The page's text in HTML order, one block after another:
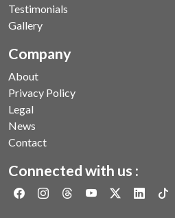
Testimonials
Gallery
Company
About
Privacy Policy
Legal
News
Contact
Connected with us :